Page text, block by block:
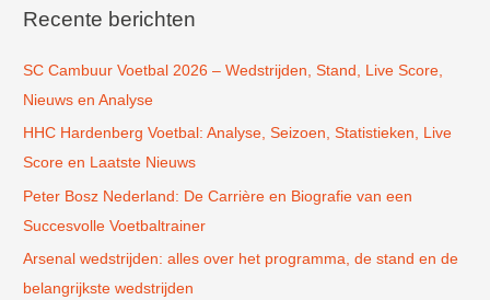
k
a
a
r
:
Recente berichten
SC Cambuur Voetbal 2026 – Wedstrijden, Stand, Live Score,
Nieuws en Analyse
HHC Hardenberg Voetbal: Analyse, Seizoen, Statistieken, Live
Score en Laatste Nieuws
Peter Bosz Nederland: De Carrière en Biografie van een
Succesvolle Voetbaltrainer
Arsenal wedstrijden: alles over het programma, de stand en de
belangrijkste wedstrijden